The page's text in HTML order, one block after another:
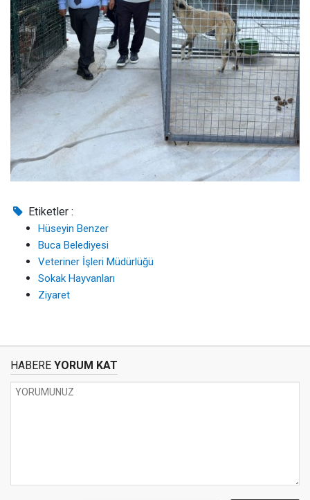
Etiketler :
Hüseyin Benzer
Buca Belediyesi
Veteriner İşleri Müdürlüğü
Sokak Hayvanları
Ziyaret
HABERE YORUM KAT